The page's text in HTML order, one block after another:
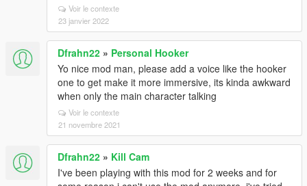
Voir le contexte
23 janvier 2022
Dfrahn22 » Personal Hooker
Yo nice mod man, please add a voice like the hooker
one to get make it more immersive, its kinda awkward
when only the main character talking
Voir le contexte
21 novembre 2021
Dfrahn22 » Kill Cam
I've been playing with this mod for 2 weeks and for